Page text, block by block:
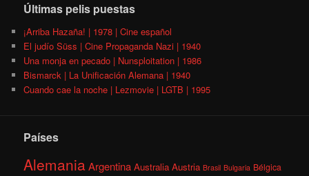
Últimas pelis puestas
¡Arriba Hazaña! | 1978 | Cine español
El judío Süss | Cine Propaganda Nazi | 1940
Una monja en pecado | Nunsploitation | 1986
Bismarck | La Unificación Alemana | 1940
Cuando cae la noche | Lezmovie | LGTB | 1995
Países
AlemaniaArgentina Australia Austria Brasil Bulgaria Bélgica